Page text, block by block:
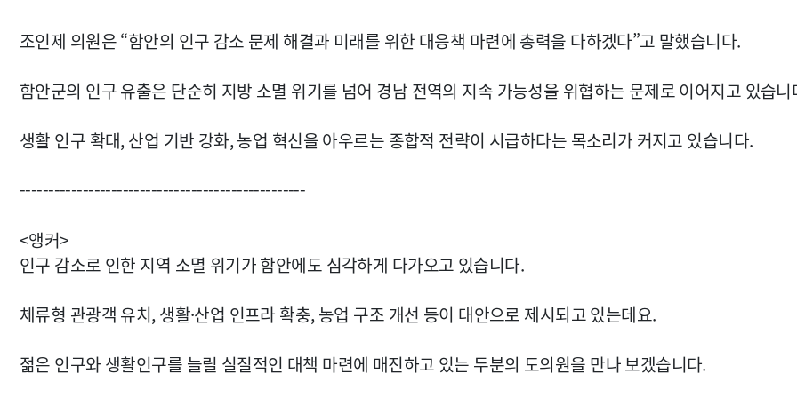
조인제 의원은 “함안의 인구 감소 문제 해결과 미래를 위한 대응책 마련에 총력을 다하겠다”고 말했습니다.
함안군의 인구 유출은 단순히 지방 소멸 위기를 넘어 경남 전역의 지속 가능성을 위협하는 문제로 이어지고 있습니
생활 인구 확대, 산업 기반 강화, 농업 혁신을 아우르는 종합적 전략이 시급하다는 목소리가 커지고 있습니다.
--------------------------------------------------
<앵커>
인구 감소로 인한 지역 소멸 위기가 함안에도 심각하게 다가오고 있습니다.
체류형 관광객 유치, 생활·산업 인프라 확충, 농업 구조 개선 등이 대안으로 제시되고 있는데요.
젊은 인구와 생활인구를 늘릴 실질적인 대책 마련에 매진하고 있는 두분의 도의원을 만나 보겠습니다.